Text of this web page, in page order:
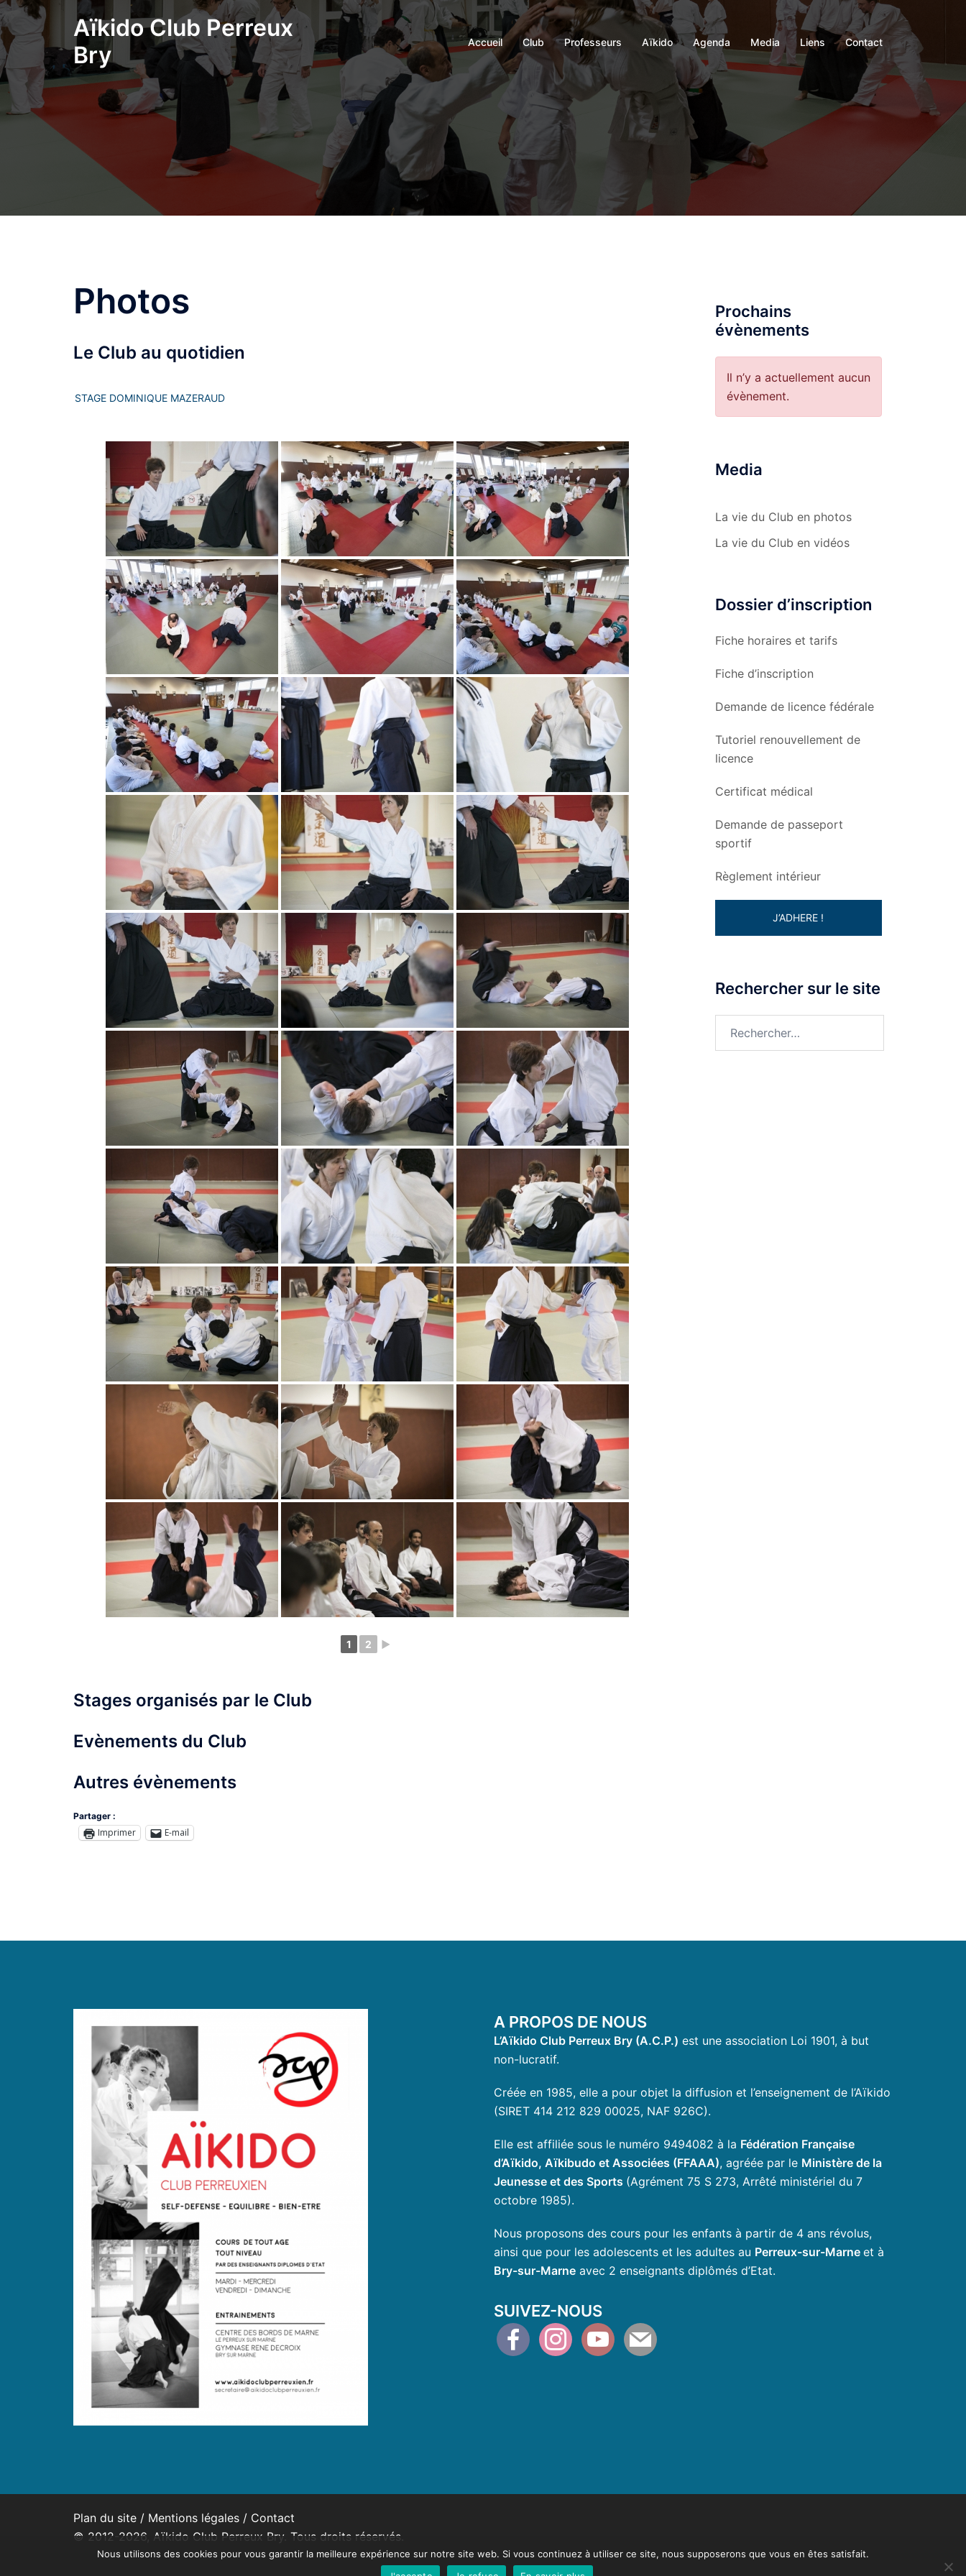
Aller
au
contenu
Aïkido Club Perreux
Bry
Accueil Club Professeurs Aïkido Agenda Media Liens Contact
Photos
Le Club au quotidien
STAGE DOMINIQUE MAZERAUD
1 2 ►
Stages organisés par le Club
Evènements du Club
Autres évènements
Partager :
Imprimer E-mail
Prochains
évènements
Il n’y a actuellement aucun
évènement.
Media
La vie du Club en photos
La vie du Club en vidéos
Dossier d’inscription
Fiche horaires et tarifs
Fiche d’inscription
Demande de licence fédérale
Tutoriel renouvellement de
licence
Certificat médical
Demande de passeport
sportif
Règlement intérieur
J’ADHERE !
Rechercher sur le site
A PROPOS DE NOUS
L’Aïkido Club Perreux Bry (A.C.P.) est une association Loi 1901, à but
non-lucratif.
Créée en 1985, elle a pour objet la diffusion et l’enseignement de l’Aïkido
(SIRET 414 212 829 00025, NAF 926C).
Elle est affiliée sous le numéro 9494082 à la Fédération Française
d’Aïkido, Aïkibudo et Associées (FFAAA), agréée par le Ministère de la
Jeunesse et des Sports (Agrément 75 S 273, Arrêté ministériel du 7
octobre 1985).
Nous proposons des cours pour les enfants à partir de 4 ans révolus,
ainsi que pour les adolescents et les adultes au Perreux-sur-Marne et à
Bry-sur-Marne avec 2 enseignants diplômés d’Etat.
SUIVEZ-NOUS
facebookinstagramyoutubemail
Plan du site / Mentions légales / Contact
© 2012-2026, Aïkido Club Perreux Bry. Tous droits réservés.
Nous utilisons des cookies pour vous garantir la meilleure expérience sur notre site web. Si vous continuez à utiliser ce site, nous supposerons que vous en êtes satisfait.